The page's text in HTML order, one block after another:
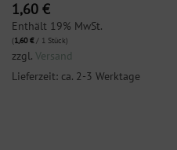
1,60 €
Enthält 19% MwSt.
(1,60€/ 1 Stück)
zzgl. Versand
Lieferzeit: ca. 2-3 Werktage